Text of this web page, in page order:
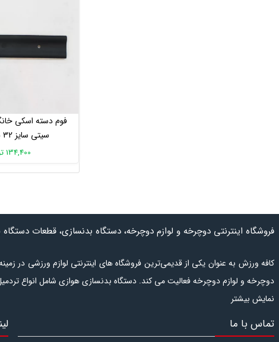
فوم دسته اسکی
سیتی سایز 32 سانتی متر
134,400 تومان
فروشگاه اینترنتی دوچرخه و لوازم دوچرخه، دستگاه بدنسازی، قطعات
کافه ورزش به عنوان یکی از قدیمی‌ترین فروشگاه های اینترنتی لوازم ورزشی در
دوچرخه و لوازم دوچرخه فعالیت می کند.دستگاه بدنسازی هوازی شامل انواع
استپر و همچنین انواع
، با امکان پرداخت در محل، امکان بازگشت کالا تا 4 روز و تضمین اصل‌بودن
بدنسازیو همچنین مشاهدهقیمت دستگاه بدنسازیمی توانید به بخش
نمایش بیشتر
تماس با ما